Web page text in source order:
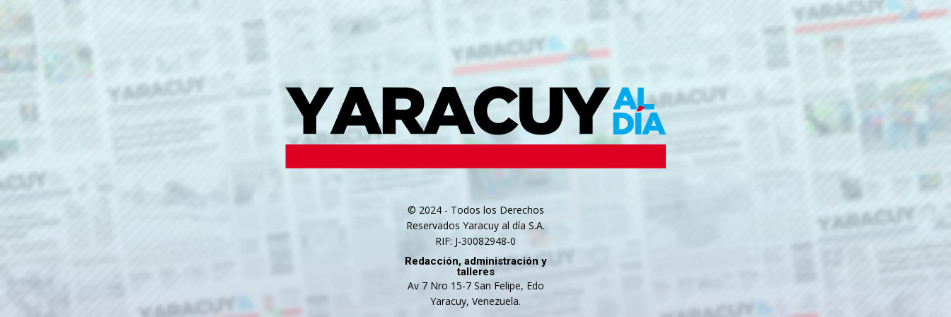
© 2024 - Todos los Derechos
Reservados Yaracuy al día S.A.
RIF: J-30082948-0
Redacción, administración y
talleres
Av 7 Nro 15-7 San Felipe, Edo
Yaracuy, Venezuela.